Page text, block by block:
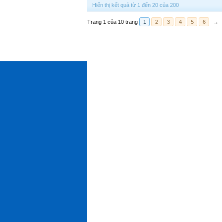
Hiển thị kết quả từ 1 đến 20 của 200
Trang 1 của 10 trang 1 2 3 4 5 6 →